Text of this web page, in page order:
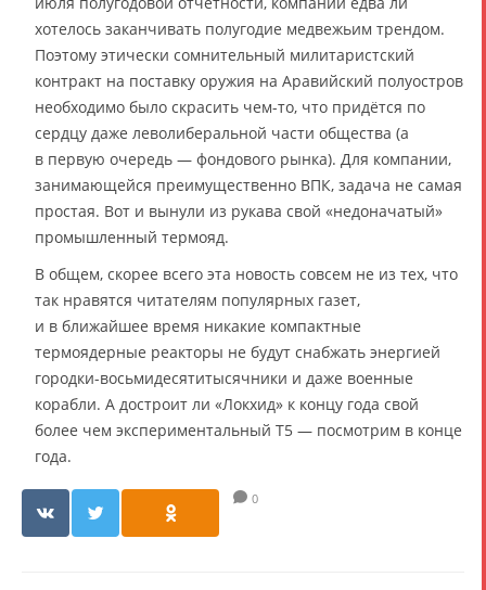
хотелось заканчивать полугодие медвежьим трендом.
Поэтому этически сомнительный милитаристский
контракт на поставку оружия на Аравийский полуостров
необходимо было скрасить чем-то, что придётся по
сердцу даже леволиберальной части общества (а
в первую очередь — фондового рынка). Для компании,
занимающейся преимущественно ВПК, задача не самая
простая. Вот и вынули из рукава свой «недоначатый»
промышленный термояд.
В общем, скорее всего эта новость совсем не из тех, что
так нравятся читателям популярных газет,
и в ближайшее время никакие компактные
термоядерные реакторы не будут снабжать энергией
городки-восьмидесятитысячники и даже военные
корабли. А достроит ли «Локхид» к концу года свой
более чем экспериментальный T5 — посмотрим в конце
года.
0